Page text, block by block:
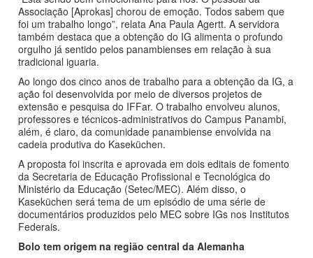
Associação [Aprokas] chorou de emoção. Todos sabem que
foi um trabalho longo”, relata Ana Paula Agertt. A servidora
também destaca que a obtenção do IG alimenta o profundo
orgulho já sentido pelos panambienses em relação à sua
tradicional iguaria.
Ao longo dos cinco anos de trabalho para a obtenção da IG, a
ação foi desenvolvida por meio de diversos projetos de
extensão e pesquisa do IFFar. O trabalho envolveu alunos,
professores e técnicos-administrativos do Campus Panambi,
além, é claro, da comunidade panambiense envolvida na
cadeia produtiva do Kaseküchen.
A proposta foi inscrita e aprovada em dois editais de fomento
da Secretaria de Educação Profissional e Tecnológica do
Ministério da Educação (Setec/MEC). Além disso, o
Kaseküchen será tema de um episódio de uma série de
documentários produzidos pelo MEC sobre IGs nos Institutos
Federais.
Bolo tem origem na região central da Alemanha